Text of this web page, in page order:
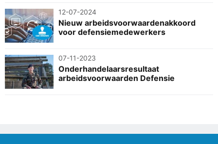
12-07-2024
Nieuw arbeidsvoorwaardenakkoord
voor defensiemedewerkers
07-11-2023
Onderhandelaarsresultaat
arbeidsvoorwaarden Defensie